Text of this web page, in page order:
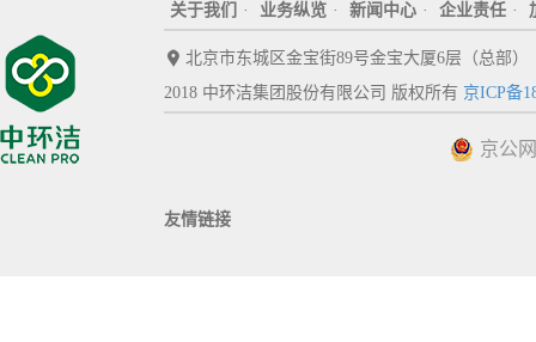
关于我们 · 业务纵览 · 新闻中心 · 企业责任 ·
北京市东城区金宝街89号金宝大厦6层（总部）
2018 中环洁集团股份有限公司 版权所有 京ICP备
京公
友情链接